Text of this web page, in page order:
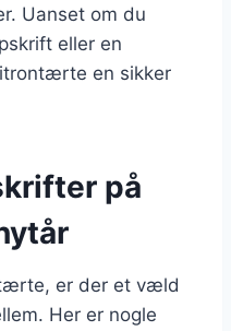
Uanset om du
eller en
en sikker
på
er der et væld
Her er nogle